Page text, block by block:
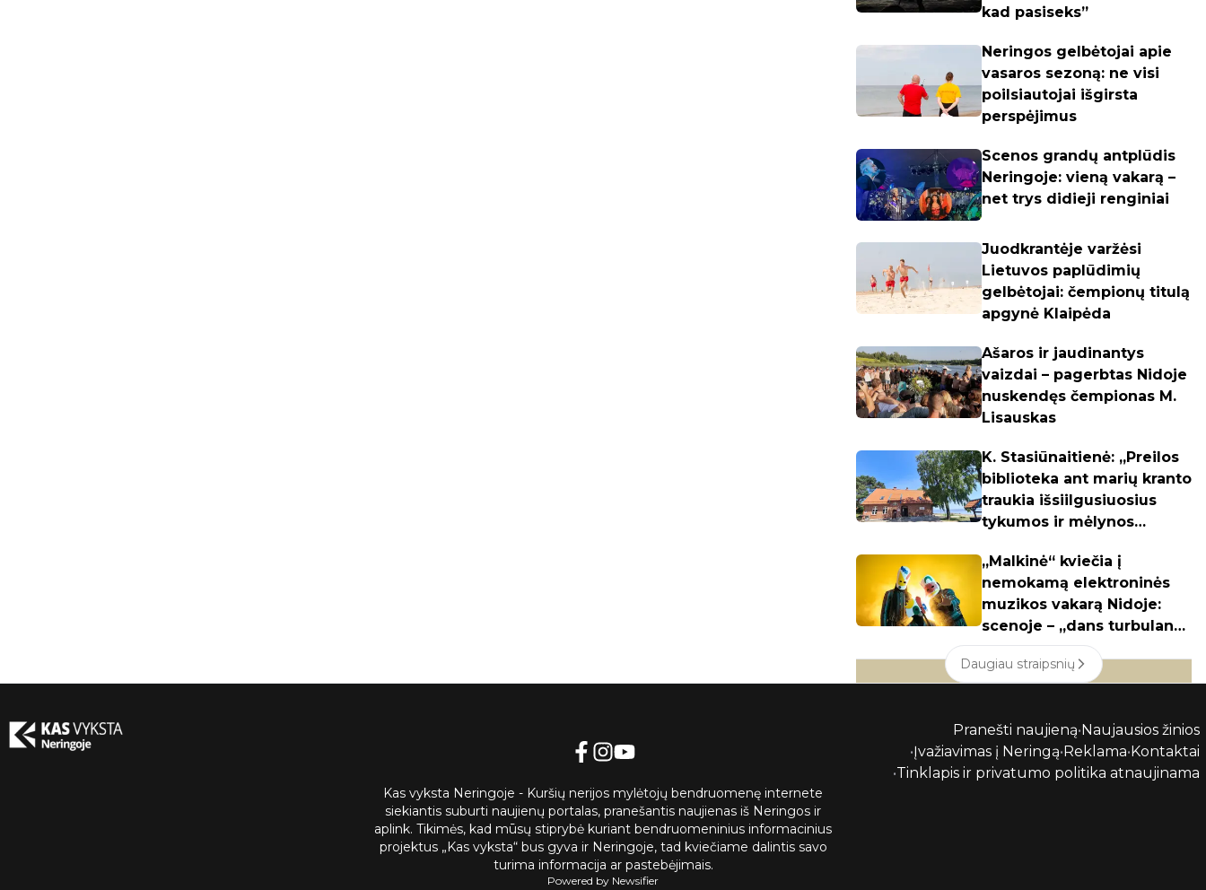
kad pasiseks”
Neringos gelbėtojai apie
vasaros sezoną: ne visi
poilsiautojai išgirsta
perspėjimus
Scenos grandų antplūdis
Neringoje: vieną vakarą –
net trys didieji renginiai
Juodkrantėje varžėsi
Lietuvos paplūdimių
gelbėtojai: čempionų titulą
apgynė Klaipėda
Ašaros ir jaudinantys
vaizdai – pagerbtas Nidoje
nuskendęs čempionas M.
Lisauskas
K. Stasiūnaitienė: „Preilos
biblioteka ant marių kranto
traukia išsiilgusiuosius
tykumos ir mėlynos
„Malkinė“ kviečia į
nemokamą elektroninės
muzikos vakarą Nidoje:
scenoje – „dans turbulans“
ir S. Slabačiauskas
Daugiau straipsnių
Pranešti naujieną•Naujausios žinios
•Įvažiavimas į Neringą•Reklama•Kontaktai
•Tinklapis ir privatumo politika atnaujinama
Kas vyksta Neringoje - Kuršių nerijos mylėtojų bendruomenę internete
siekiantis suburti naujienų portalas, pranešantis naujienas iš Neringos ir
aplink. Tikimės, kad mūsų stiprybė kuriant bendruomeninius informacinius
projektus „Kas vyksta“ bus gyva ir Neringoje, tad kviečiame dalintis savo
turima informacija ar pastebėjimais.
Powered by Newsifier